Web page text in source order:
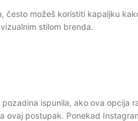
često možeš koristiti kapaljku
stilom brenda.
ispunila, ako ova opcija
ovaj postupak. Ponekad